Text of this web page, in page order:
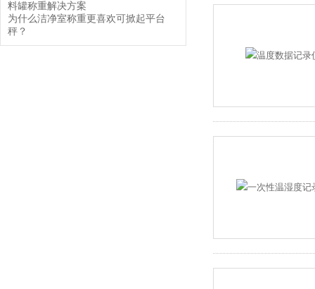
料罐称重解决方案
为什么洁净室称重更喜欢可掀起平台
秤？